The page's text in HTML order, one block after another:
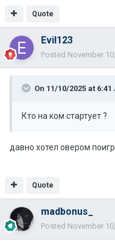
Quote
Evil123
Posted November
On 11/10/2025 at 6:41
Кто на ком стартует ?
давно хотел овером
Quote
madbonus_
Posted November